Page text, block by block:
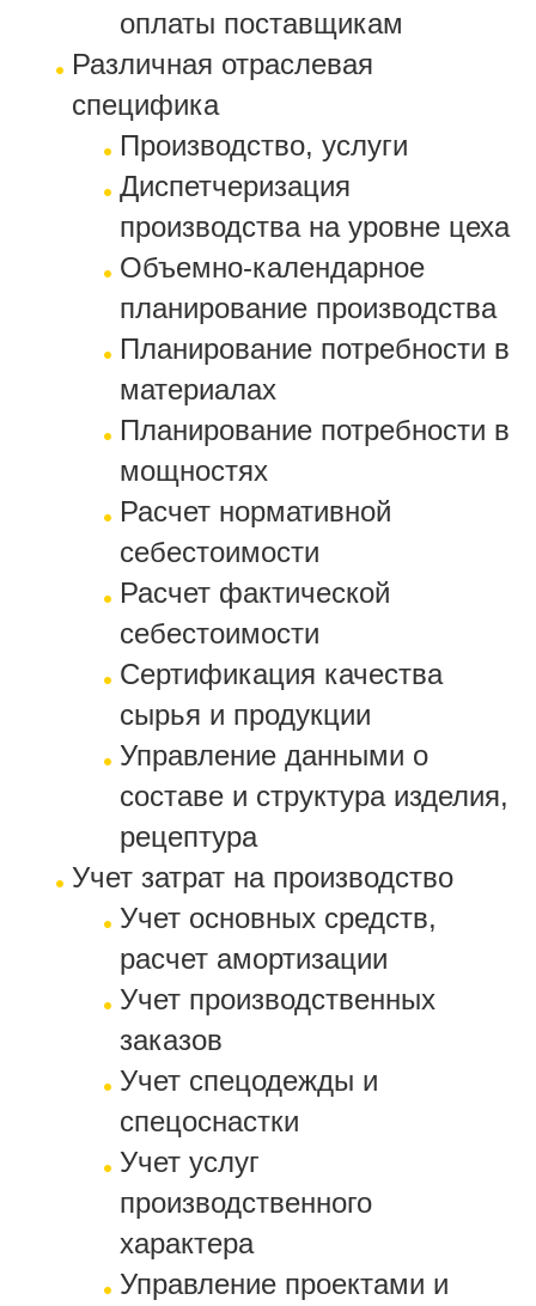
оплаты поставщикам
Различная отраслевая
специфика
Производство, услуги
Диспетчеризация
производства на уровне цеха
Объемно-календарное
планирование производства
Планирование потребности в
материалах
Планирование потребности в
мощностях
Расчет нормативной
себестоимости
Расчет фактической
себестоимости
Сертификация качества
сырья и продукции
Управление данными о
составе и структура изделия,
рецептура
Учет затрат на производство
Учет основных средств,
расчет амортизации
Учет производственных
заказов
Учет спецодежды и
спецоснастки
Учет услуг
производственного
характера
Управление проектами и